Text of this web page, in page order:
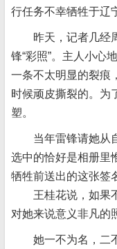
行任务不幸牺牲于辽
昨天，记者几经
锋“彩照”。主人小心
一条不太明显的裂痕
时候顽皮撕裂的。为
塑。
当年雷锋请她从
选中的恰好是相册里
牺牲前送出的这张签
王桂花说，如果不
对她来说意义非凡的
她一不为名，二